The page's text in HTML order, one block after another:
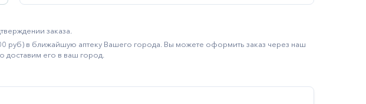
заказа.
руб) в ближайшую аптеку Вашего города. Вы можете оформить заказ через наш
доставим его в ваш город.